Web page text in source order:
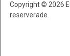
Copyright © 2026
reserverade.